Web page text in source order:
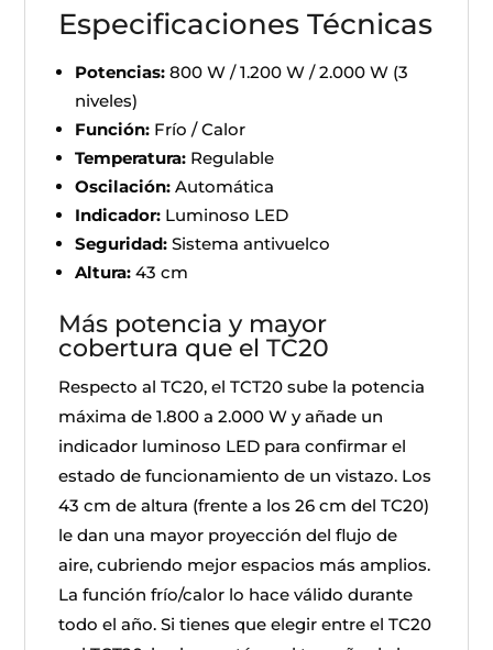
Especificaciones Técnicas
Potencias: 800 W / 1.200 W / 2.000 W (3
niveles)
Función: Frío / Calor
Temperatura: Regulable
Oscilación: Automática
Indicador: Luminoso LED
Seguridad: Sistema antivuelco
Altura: 43 cm
Más potencia y mayor
cobertura que el TC20
Respecto al TC20, el TCT20 sube la potencia
máxima de 1.800 a 2.000 W y añade un
indicador luminoso LED para confirmar el
estado de funcionamiento de un vistazo. Los
43 cm de altura (frente a los 26 cm del TC20)
le dan una mayor proyección del flujo de
aire, cubriendo mejor espacios más amplios.
La función frío/calor lo hace válido durante
todo el año. Si tienes que elegir entre el TC20